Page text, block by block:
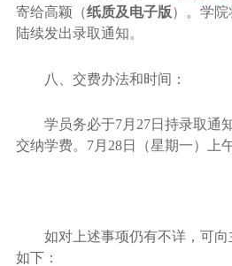
寄给高颖（纸质及电子版）。学院
陆续发出录取通知。
八、交费办法和时间：
学员务必于7月 27日持录取通
交纳学费。 7月 28日（星期一）上
如对上述事项仍有不详，可
如下：